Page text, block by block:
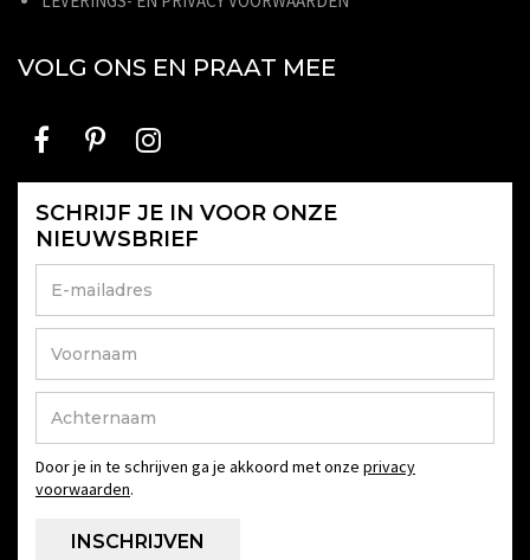
VOLG ONS EN PRAAT MEE
SCHRIJF JE IN VOOR ONZE
NIEUWSBRIEF
Door je in te schrijven ga je akkoord met onze privacy
voorwaarden.